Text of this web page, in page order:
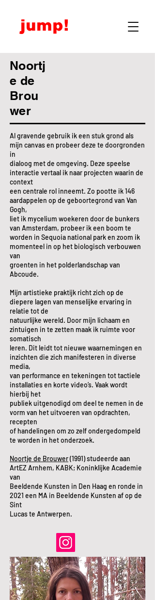
Noortj
e de
Brou
wer
Al gravende gebruik ik een stuk grond als
mijn canvas en probeer deze te doorgronden
in
dialoog met de omgeving. Deze speelse
interactie vertaal ik naar projecten waarin de
context
een centrale rol inneemt. Zo pootte ik 146
aardappelen op de geboortegrond van Van
Gogh,
liet ik mycelium woekeren door de bunkers
van Amsterdam, probeer ik een boom te
worden in Sequoia national park en zoom ik
momenteel in op het biologisch verbouwen
van
groenten in het polderlandschap van
Abcoude.
Mijn artistieke praktijk richt zich op de
diepere lagen van menselijke ervaring in
relatie tot de
natuurlijke wereld. Door mijn lichaam en
zintuigen in te zetten maak ik ruimte voor
somatisch
leren. Dit leidt tot nieuwe waarnemingen en
inzichten die zich manifesteren in diverse
media,
van performance en tekeningen tot tactiele
installaties en korte video’s. Vaak wordt
hierbij het
publiek uitgenodigd om deel te nemen in de
vorm van het uitvoeren van opdrachten,
recepten
of handelingen om zo zelf ondergedompeld
te worden in het onderzoek.
Noortje de Brouwer(1991) studeerde aan
ArtEZ Arnhem, KABK; Koninklijke Academie
van
Beeldende Kunsten in Den Haag en ronde in
2021 een MA in Beeldende Kunsten af op de
Sint
Lucas te Antwerpen.